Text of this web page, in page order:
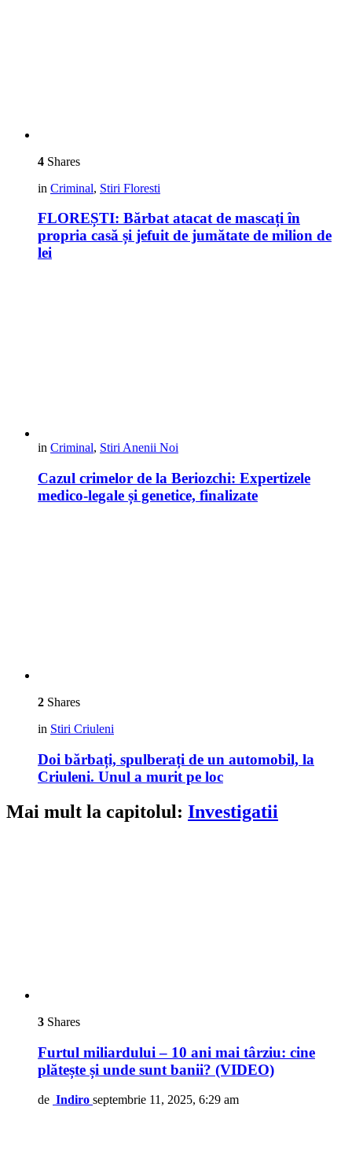
4 Shares
in Criminal, Stiri Floresti
FLOREȘTI: Bărbat atacat de mascați în
propria casă și jefuit de jumătate de milion de
lei
in Criminal, Stiri Anenii Noi
Cazul crimelor de la Beriozchi: Expertizele
medico-legale și genetice, finalizate
2 Shares
in Stiri Criuleni
Doi bărbați, spulberați de un automobil, la
Criuleni. Unul a murit pe loc
Mai mult la capitolul: Investigatii
3 Shares
Furtul miliardului – 10 ani mai târziu: cine
plătește și unde sunt banii? (VIDEO)
de Indiro septembrie 11, 2025, 6:29 am